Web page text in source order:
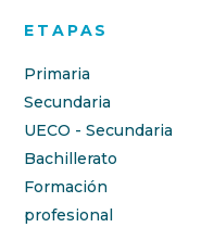
ETAPAS
Primaria
Secundaria
UECO - Secundaria
Bachillerato
Formación
profesional